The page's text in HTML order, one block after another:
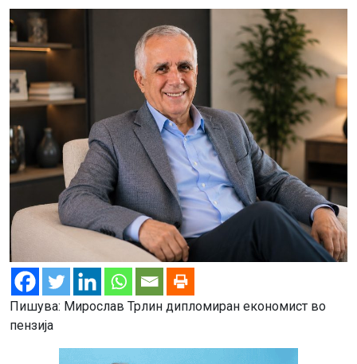
Пишува: Мирослав Трлин дипломиран економист во
пензија